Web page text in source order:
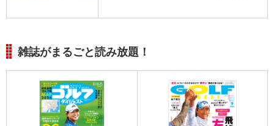
雑誌がまるごと読み放題！